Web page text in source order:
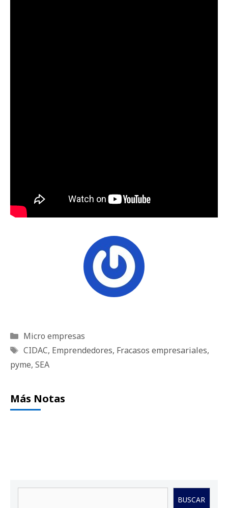
Categorías
Micro empresas
Etiquetas
CIDAC, Emprendedores, Fracasos empresariales,
pyme, SEA
Más Notas
BUSCAR